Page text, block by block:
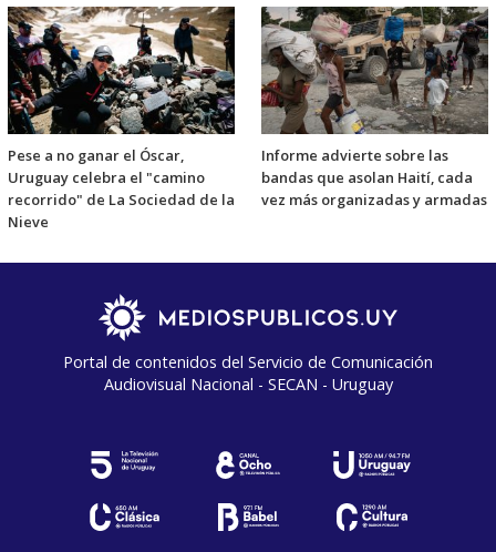
Pese a no ganar el Óscar,
Uruguay celebra el "camino
recorrido" de La Sociedad de la
Nieve
Informe advierte sobre las
bandas que asolan Haití, cada
vez más organizadas y armadas
Portal de contenidos del Servicio de Comunicación
Audiovisual Nacional - SECAN - Uruguay